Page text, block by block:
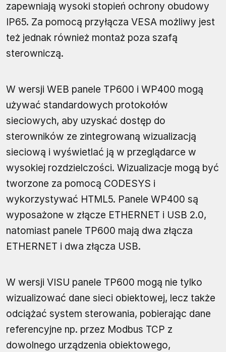
zapewniają wysoki stopień ochrony obudowy
IP65. Za pomocą przyłącza VESA możliwy jest
też jednak również montaż poza szafą
sterowniczą.
W wersji WEB panele TP600 i WP400 mogą
używać standardowych protokołów
sieciowych, aby uzyskać dostęp do
sterowników ze zintegrowaną wizualizacją
sieciową i wyświetlać ją w przeglądarce w
wysokiej rozdzielczości. Wizualizacje mogą być
tworzone za pomocą CODESYS i
wykorzystywać HTML5. Panele WP400 są
wyposażone w złącze ETHERNET i USB 2.0,
natomiast panele TP600 mają dwa złącza
ETHERNET i dwa złącza USB.
W wersji VISU panele TP600 mogą nie tylko
wizualizować dane sieci obiektowej, lecz także
odciążać system sterowania, pobierając dane
referencyjne np. przez Modbus TCP z
dowolnego urządzenia obiektowego,